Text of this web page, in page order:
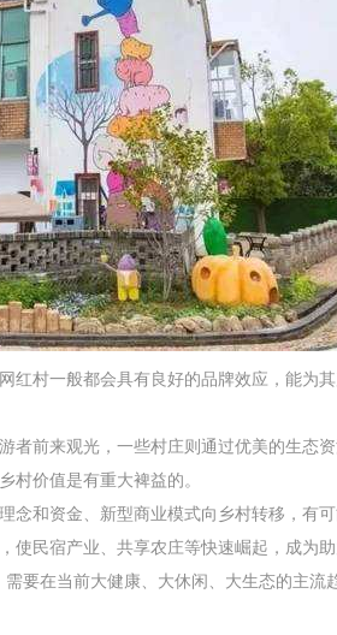
村一般都会具有良好的品牌效应，能为
前来观光，一些村庄则通过优美的生态
村价值是有重大裨益的。
和资金、新型商业模式向乡村转移，有
民宿产业、共享农庄等快速崛起，成为助
要在当前大健康、大休闲、大生态的主流